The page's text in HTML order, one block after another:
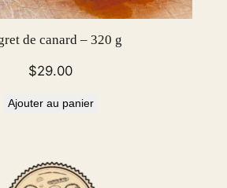
de canard – 320 g
$29.00
Ajouter au panier